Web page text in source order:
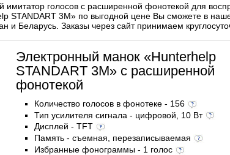
голосов с расширенной фонотекой для
STANDART 3M» по выгодной цене Вы сможете в
и Беларусь. Заказы через сайт принимаем
Электронный манок «Hunterhelp
STANDART 3M» с расширенной
фонотекой
Количество голосов в фонотеке - 156
Тип усилителя сигнала - цифровой, 10 Вт
Дисплей - TFT
Память - съемная, перезаписываемая
Избранные фонограммы - 1 голос